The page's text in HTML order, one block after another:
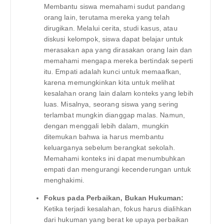
Membantu siswa memahami sudut pandang
orang lain, terutama mereka yang telah
dirugikan. Melalui cerita, studi kasus, atau
diskusi kelompok, siswa dapat belajar untuk
merasakan apa yang dirasakan orang lain dan
memahami mengapa mereka bertindak seperti
itu. Empati adalah kunci untuk memaafkan,
karena memungkinkan kita untuk melihat
kesalahan orang lain dalam konteks yang lebih
luas. Misalnya, seorang siswa yang sering
terlambat mungkin dianggap malas. Namun,
dengan menggali lebih dalam, mungkin
ditemukan bahwa ia harus membantu
keluarganya sebelum berangkat sekolah.
Memahami konteks ini dapat menumbuhkan
empati dan mengurangi kecenderungan untuk
menghakimi.
Fokus pada Perbaikan, Bukan Hukuman:
Ketika terjadi kesalahan, fokus harus dialihkan
dari hukuman yang berat ke upaya perbaikan